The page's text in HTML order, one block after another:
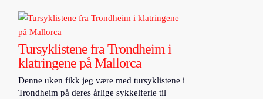
Tursyklistene fra Trondheim i
klatringene på Mallorca
Denne uken fikk jeg være med tursyklistene i
Trondheim på deres årlige sykkelferie til